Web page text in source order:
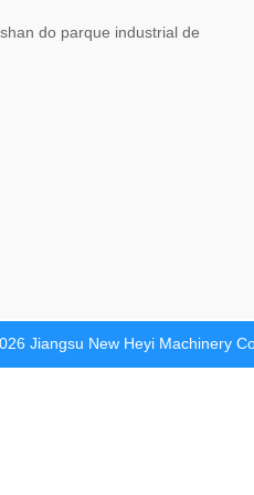
do parque industrial de
Jiangsu New Heyi Machinery